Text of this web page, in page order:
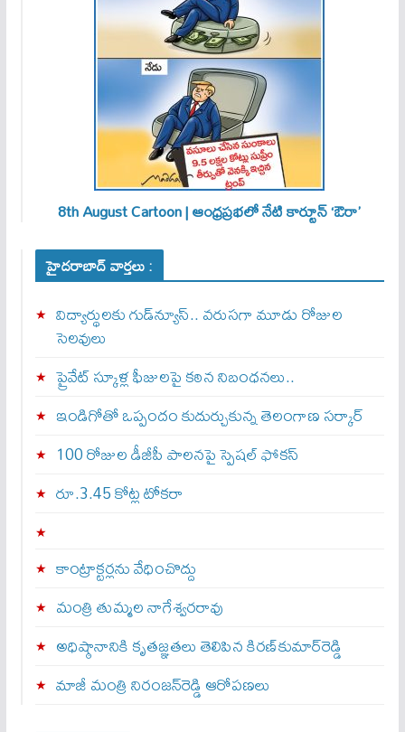
8th August Cartoon | ఆంధ్రప్రభలో నేటి కార్టూన్ ‘ఔరా’
హైదరాబాద్ వార్తలు :
విద్యార్థులకు గుడ్‌న్యూస్.. వరుసగా మూడు రోజుల
సెలవులు
ప్రైవేట్ స్కూళ్ల ఫీజులపై కఠిన నిబంధనలు..
ఇండిగోతో ఒప్పందం కుదుర్చుకున్న తెలంగాణ స‌ర్కార్
100 రోజుల డీజీపీ పాలనపై స్పెషల్ ఫోకస్
రూ.3.45 కోట్ల టోకరా
కాంట్రాక్టర్లను వేధించొద్దు
మంత్రి తుమ్మల నాగేశ్వరరావు
అధిష్ఠానానికి కృతజ్ఞతలు తెలిపిన కిరణ్‌కుమార్‌రెడ్డి
మాజీ మంత్రి నిరంజన్‌రెడ్డి ఆరోపణలు